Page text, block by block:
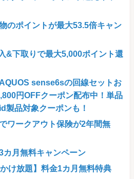
のポイントが最大53.5倍キャン
&下取りで最大5,000ポイント還
sense6sの回線セットお
円OFFクーポン配布中！単品
品対象クーポンも！
ワークアウト保険が2年間無
月無料キャンペーン
け放題】料金1カ月無料特典